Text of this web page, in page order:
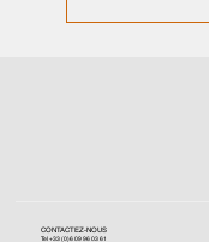
CONTACTEZ-NOUS
Tel +33 (0)6 09 96 03 61